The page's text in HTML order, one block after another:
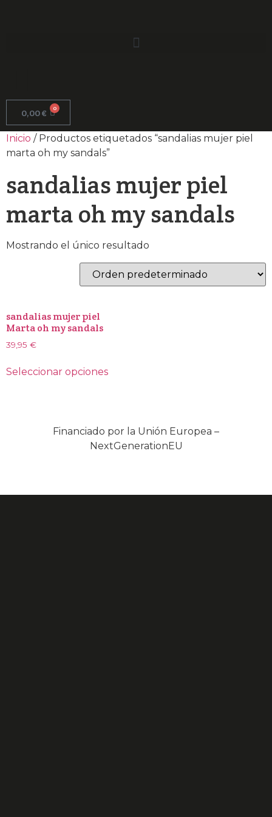
0,00€ 0
Inicio / Productos etiquetados “sandalias mujer piel
marta oh my sandals”
sandalias mujer piel
marta oh my sandals
Mostrando el único resultado
sandalias mujer piel
Marta oh my sandals
39,95 €
Seleccionar opciones
Financiado por la Unión Europea –
NextGenerationEU